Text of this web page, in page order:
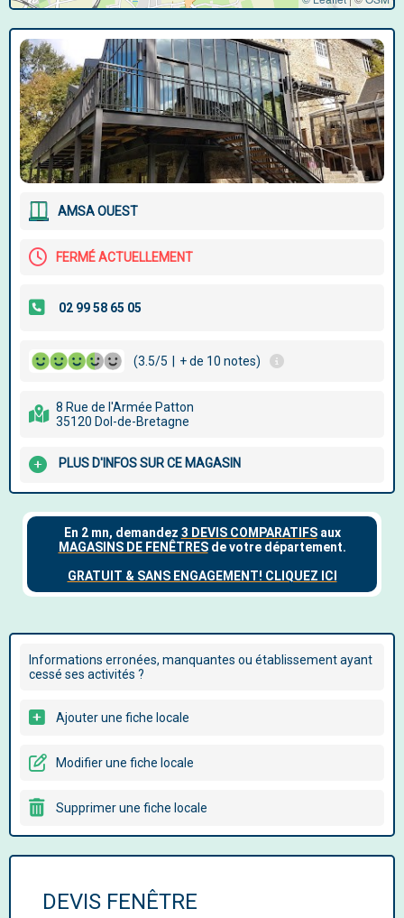
AMSA OUEST
FERMÉ ACTUELLEMENT
(3.5/5 + de 10 notes)
8 Rue de l'Armée Patton
35120 Dol-de-Bretagne
PLUS D'INFOS SUR CE MAGASIN
Informations erronées, manquantes ou établissement ayant
cessé ses activités ?
Ajouter une fiche locale
Modifier une fiche locale
Supprimer une fiche locale
DEVIS FENÊTRE